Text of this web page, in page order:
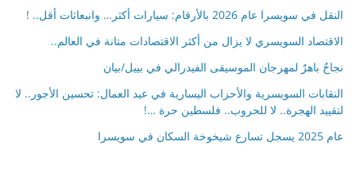
النقل في سويسرا عام 2026 بالأرقام: سيارات أكثر… وانبعاثات أقل.. !
الاقتصاد السويسري لا يزال من أكثر الاقتصادات متانة في العالم..
نجاحٌ باهرٌ لمهرجان الموسيقى الفيدرالي في بييل/بيان
النقابات السويسرية والأحزاب اليسارية في عيد العمال: تحسين الأجور.. لا
لتقييد الهجرة.. لا للحروب.. فلسطين حرة …!
عام 2025 يسجل تسارع شيخوخة السكان في سويسرا